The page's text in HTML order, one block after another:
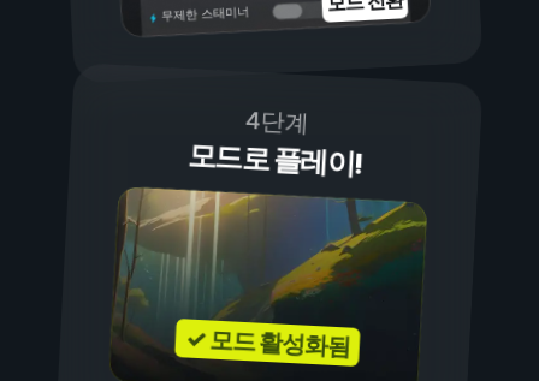
무제한 스태미너
4단계
모드로 플레이!
✓ 모드 활성화됨